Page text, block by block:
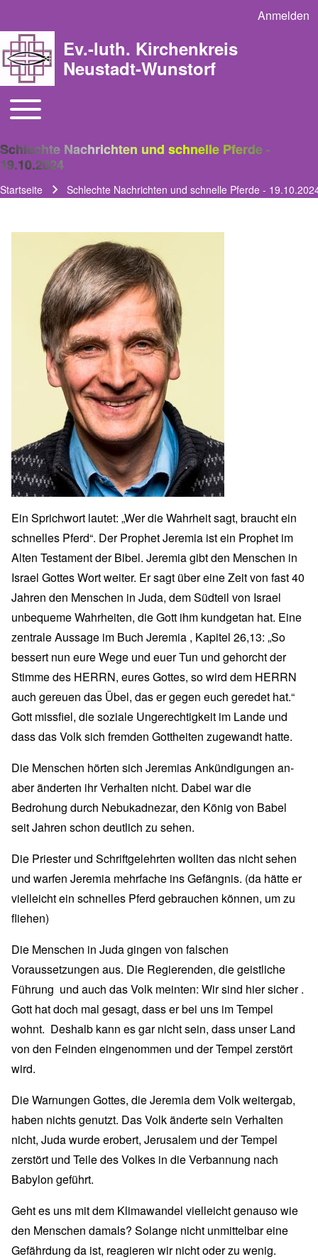
User
Anmelden
Ev.-luth. Kirchenkreis
Neustadt-Wunstorf
Main navigation
Toggle main menu
Schlechte Nachrichten und schnelle Pferde -
19.10.2024
Pfadnavigation
Startseite Schlechte Nachrichten und schnelle Pferde -
Ein Sprichwort lautet: „Wer die Wahrheit sagt, braucht ein
schnelles Pferd“. Der Prophet Jeremia ist ein Prophet im
Alten Testament der Bibel. Jeremia gibt den Menschen in
Israel Gottes Wort weiter. Er sagt über eine Zeit von fast 40
Jahren den Menschen in Juda, dem Südteil von Israel
unbequeme Wahrheiten, die Gott ihm kundgetan hat. Eine
zentrale Aussage im Buch Jeremia , Kapitel 26,13: „So
bessert nun eure Wege und euer Tun und gehorcht der
Stimme des HERRN, eures Gottes, so wird dem HERRN
auch gereuen das Übel, das er gegen euch geredet hat.“
Gott missfiel, die soziale Ungerechtigkeit im Lande und
dass das Volk sich fremden Gottheiten zugewandt hatte.
Die Menschen hörten sich Jeremias Ankündigungen an-
aber änderten ihr Verhalten nicht. Dabei war die
Bedrohung durch Nebukadnezar, den König von Babel
seit Jahren schon deutlich zu sehen.
Die Priester und Schriftgelehrten wollten das nicht sehen
und warfen Jeremia mehrfache ins Gefängnis. (da hätte er
vielleicht ein schnelles Pferd gebrauchen können, um zu
fliehen)
Die Menschen in Juda gingen von falschen
Voraussetzungen aus. Die Regierenden, die geistliche
Führung und auch das Volk meinten: Wir sind hier sicher .
Gott hat doch mal gesagt, dass er bei uns im Tempel
wohnt. Deshalb kann es gar nicht sein, dass unser Land
von den Feinden eingenommen und der Tempel zerstört
wird.
Die Warnungen Gottes, die Jeremia dem Volk weitergab,
haben nichts genutzt. Das Volk änderte sein Verhalten
nicht, Juda wurde erobert, Jerusalem und der Tempel
zerstört und Teile des Volkes in die Verbannung nach
Babylon geführt.
Geht es uns mit dem Klimawandel vielleicht genauso wie
den Menschen damals? Solange nicht unmittelbar eine
Gefährdung da ist, reagieren wir nicht oder zu wenig.